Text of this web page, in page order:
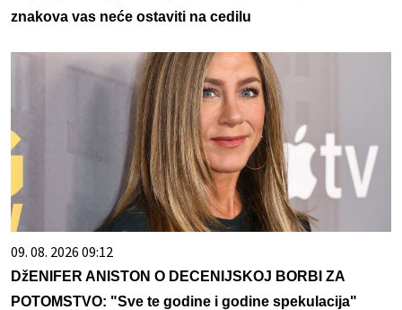
znakova vas neće ostaviti na cedilu
09. 08. 2026 09:12
DžENIFER ANISTON O DECENIJSKOJ BORBI ZA
POTOMSTVO: "Sve te godine i godine spekulacija"